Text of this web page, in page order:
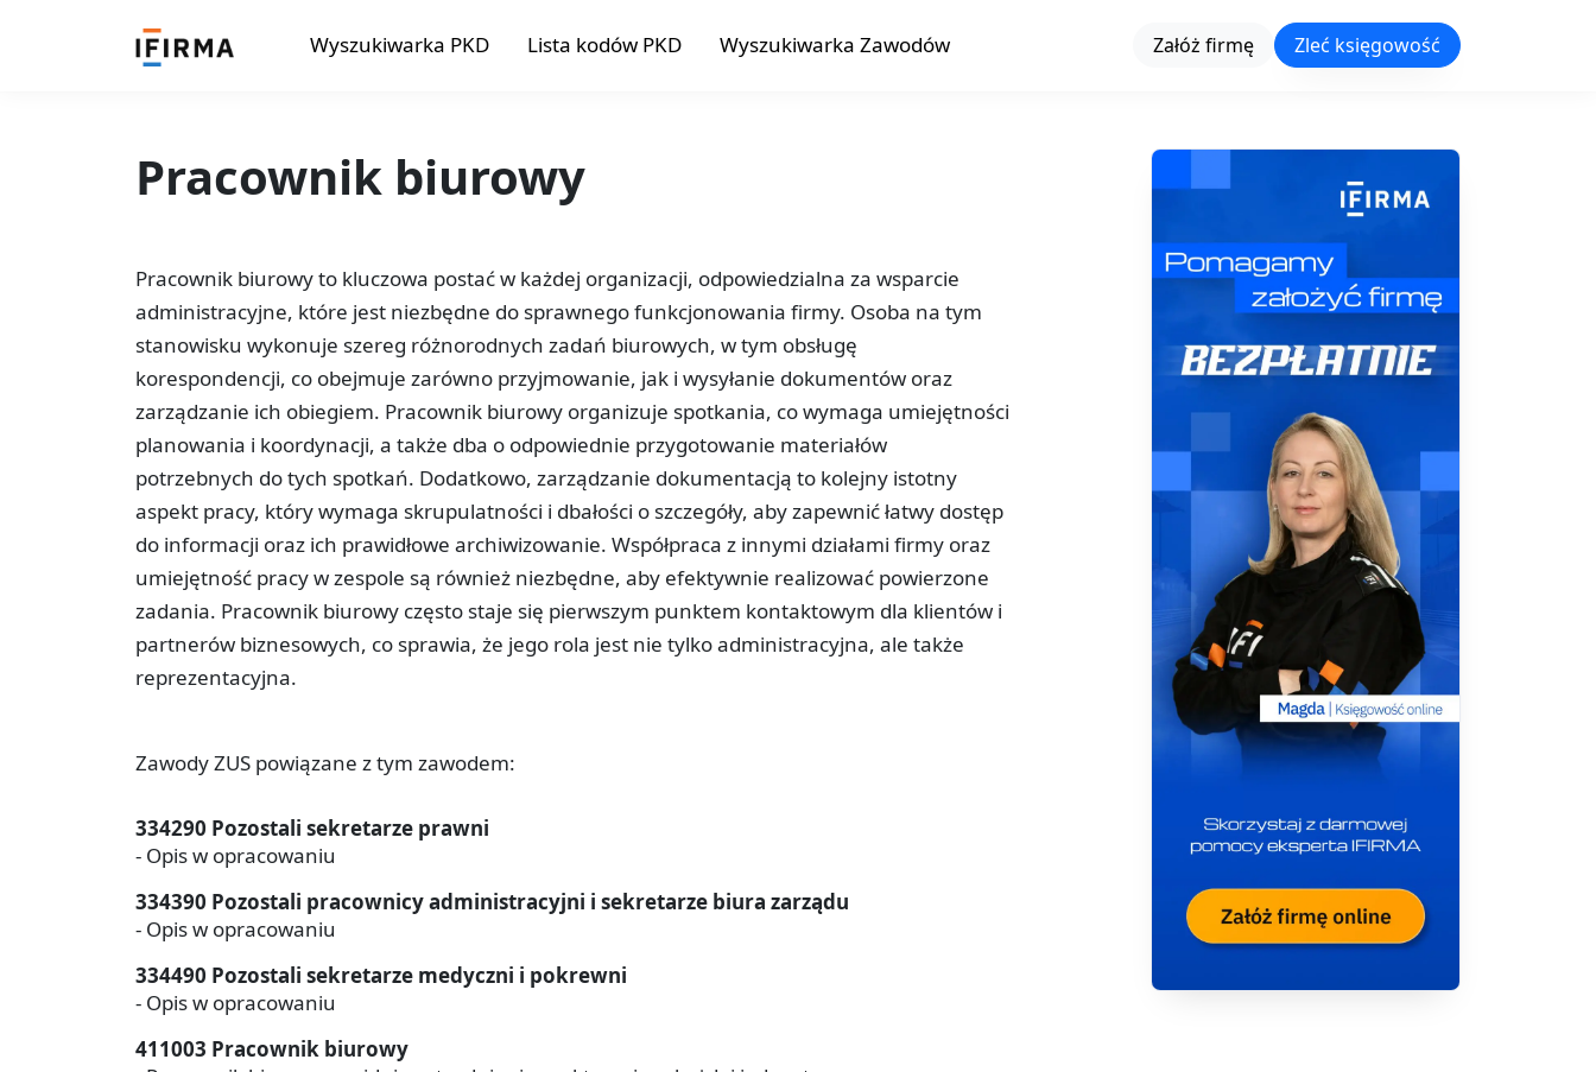
Wyszukiwarka PKD Lista kodów PKD Wyszukiwarka Zawodów Załóż firmę Zleć księgowość
Pracownik biurowy
Pracownik biurowy to kluczowa postać w każdej organizacji, odpowiedzialna za wsparcie
administracyjne, które jest niezbędne do sprawnego funkcjonowania firmy. Osoba na tym
stanowisku wykonuje szereg różnorodnych zadań biurowych, w tym obsługę
korespondencji, co obejmuje zarówno przyjmowanie, jak i wysyłanie dokumentów oraz
zarządzanie ich obiegiem. Pracownik biurowy organizuje spotkania, co wymaga umiejętności
planowania i koordynacji, a także dba o odpowiednie przygotowanie materiałów
potrzebnych do tych spotkań. Dodatkowo, zarządzanie dokumentacją to kolejny istotny
aspekt pracy, który wymaga skrupulatności i dbałości o szczegóły, aby zapewnić łatwy dostęp
do informacji oraz ich prawidłowe archiwizowanie. Współpraca z innymi działami firmy oraz
umiejętność pracy w zespole są również niezbędne, aby efektywnie realizować powierzone
zadania. Pracownik biurowy często staje się pierwszym punktem kontaktowym dla klientów i
partnerów biznesowych, co sprawia, że jego rola jest nie tylko administracyjna, ale także
reprezentacyjna.
Zawody ZUS powiązane z tym zawodem:
334290 Pozostali sekretarze prawni
- Opis w opracowaniu
334390 Pozostali pracownicy administracyjni i sekretarze biura zarządu
- Opis w opracowaniu
334490 Pozostali sekretarze medyczni i pokrewni
- Opis w opracowaniu
411003 Pracownik biurowy